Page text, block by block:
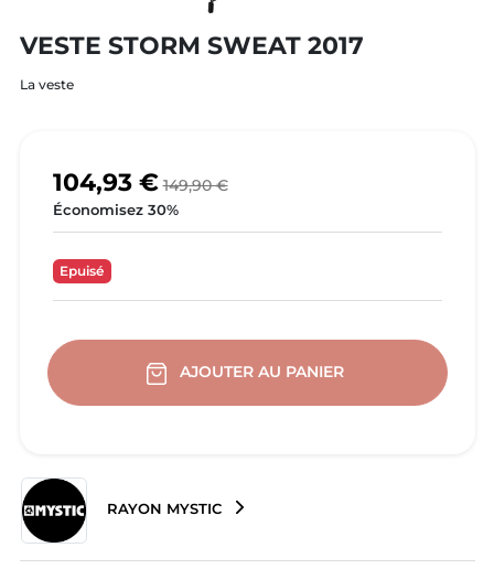
VESTE STORM SWEAT 2017
La veste
104,93 € 149,90 €
Économisez 30%
Epuisé
AJOUTER AU PANIER
RAYON MYSTIC